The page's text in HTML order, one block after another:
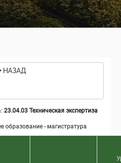
НАЗАД
23.04.03 Техническая экспертиза
образование - магистратура